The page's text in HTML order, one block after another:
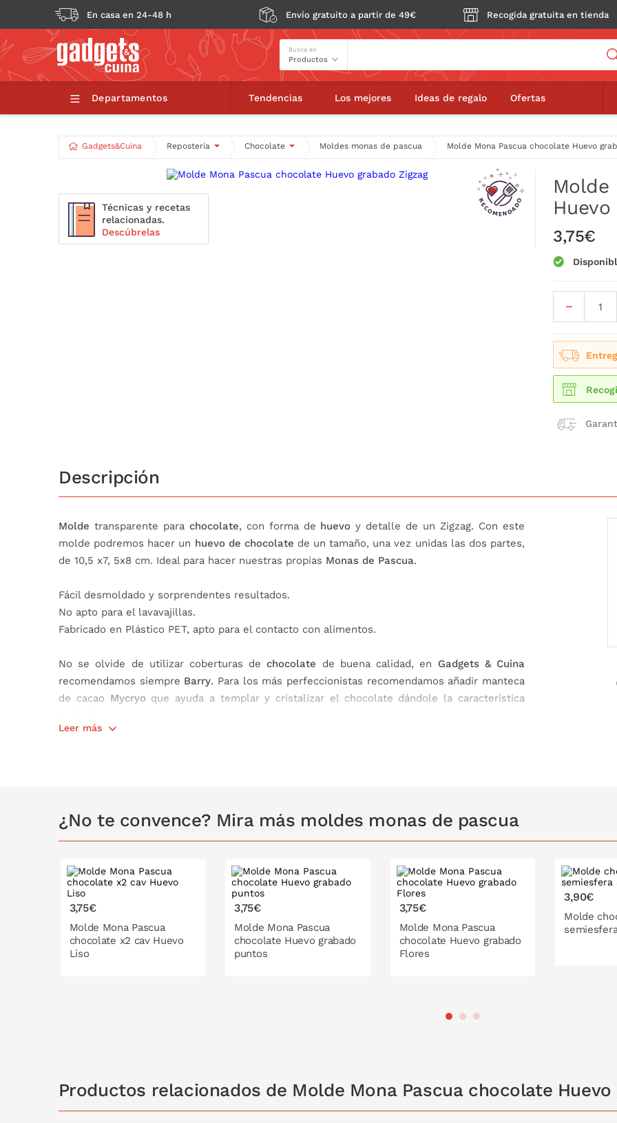
En casa en 24-48 h Envío gratuito a partir de 49€ Recogida gratuita en tienda
Busca en
Departamentos Tendencias Los mejores Ideas de regalo Ofertas
Gadgets&Cuina Repostería Chocolate Moldes monas de pascua Molde Mona Pascua chocolate Huevo
Molde Mona Pascua chocolate Huevo grabado
Técnicas y recetas
relacionadas.
Descúbrelas
Molde
Huevo
3,75€
Descripción
Molde transparente para chocolate, con forma de huevo y detalle de un Zigzag. Con este
molde podremos hacer un huevo de chocolate de un tamaño, una vez unidas las dos partes,
de 10,5 x7, 5x8 cm. Ideal para hacer nuestras propias Monas de Pascua.
Fácil desmoldado y sorprendentes resultados.
No apto para el lavavajillas.
Fabricado en Plástico PET, apto para el contacto con alimentos.
No se olvide de utilizar coberturas dechocolate de buena calidad, en Gadgets & Cuina
recomendamos siempre Barry. Para los más perfeccionistas recomendamos añadir manteca
de cacao Mycryo que ayuda a templar y cristalizar el chocolate dándole la característica
Leer más
¿No te convence? Mira más moldes monas de pascua
3,75€
Molde Mona Pascua
chocolate x2 cav Huevo
Liso
3,75€
Molde Mona Pascua
chocolate Huevo grabado
puntos
3,75€
Molde Mona Pascua
chocolate Huevo grabado
Flores
3,90€
Molde
Productos relacionados de Molde Mona Pascua chocolate Huevo